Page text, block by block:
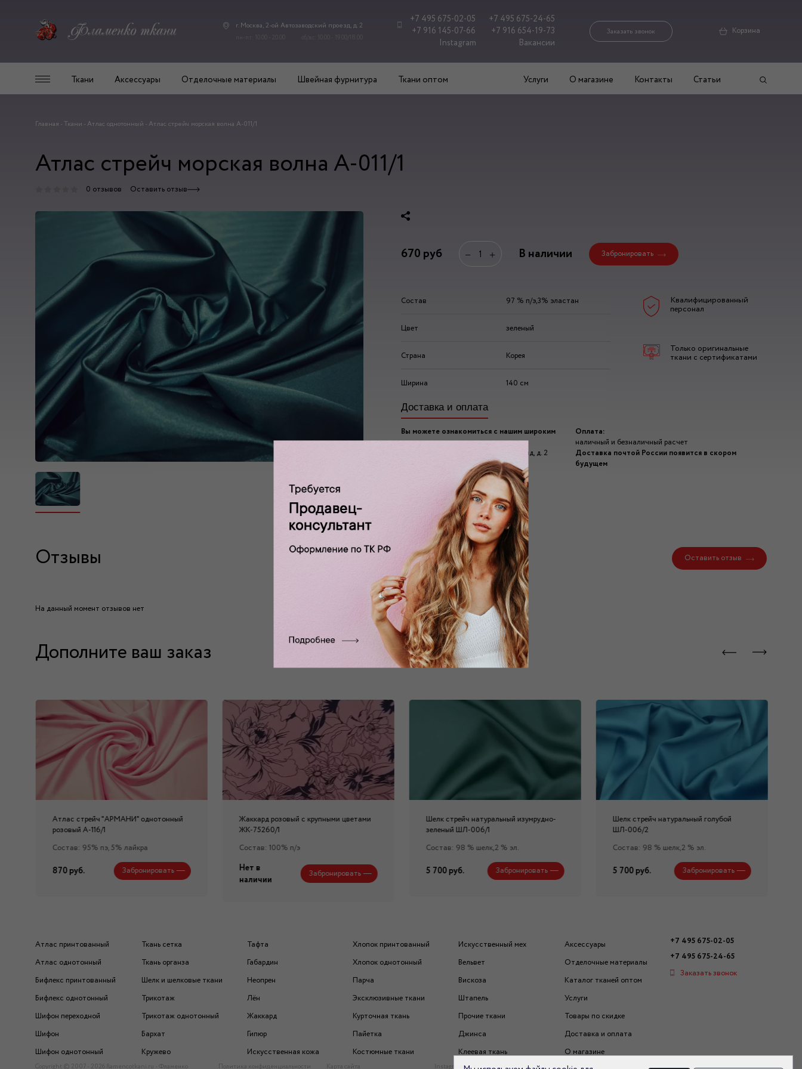
г. Москва, 2-ой Автозаводский проезд, д. 2
+7 495 675-02-05
+7 495 675-24-65
+7 916 145-07-66
+7 916 654-19-73
Instagram
Вакансии
Заказать звонок Корзина
Ткани Аксессуары Отделочные материалы Швейная фурнитура Ткани оптом Услуги О магазине Контакты Статьи
Главная - Ткани -Атлас однотонный -Атлас стрейч морская волна А-011/1
Атлас стрейч морская волна А-011/1
0 отзывов Оставить отзыв
670 руб − + В наличии Забронировать
Состав 97 % п/э,3% эластан
Цвет зеленый
Страна Корея
Ширина 140 см
Квалифицированный
персонал
Только оригинальные
ткани с сертификатами
Доставка и оплата
Вы можете ознакомиться с нашим широким
ассортиментом по адресу:
г. Москва, 2-ой Автозаводский проезд, д. 2
пн-пт: 10.00 - 20.00
сб/вс: 10.00 - 19.00/18.00
Оплата:
наличный и безналичный расчет
Доставка почтой России появится в скором
будущем
Отзывы Оставить отзыв
На данный момент отзывов нет
Дополните ваш заказ
Атлас стрейч "APMAНИ" однотонный
розовый А-116/1
Состав: 95% пэ, 5% лайкра
870 руб. Забронировать
Жаккард розовый с крупными цветами
ЖК-75260/1
Состав: 100% п/э
Нет в
наличии
Забронировать
Шелк стрейч натуральный изумрудно-
зеленый ШЛ-006/1
Состав: 98 % шелк,2 % эл.
5 700 руб. Забронировать
Шелк стрейч натуральный голубой
ШЛ-006/2
Состав: 98 % шелк,2 % эл.
5 700 руб. Забронировать
Атлас принтованный
Атлас однотонный
Бифлекс принтованный
Бифлекс однотонный
Шифон переходной
Шифон
Шифон однотонный
Ткань сетка
Ткань органза
Шелк и шелковые ткани
Трикотаж
Трикотаж однотонный
Бархат
Кружево
Тафта
Габардин
Неопрен
Лён
Жаккард
Гипюр
Искусственная кожа
Хлопок принтованный
Хлопок однотонный
Парча
Эксклюзивные ткани
Курточная ткань
Пайетка
Костюмные ткани
Искусственный мех
Вельвет
Вискоза
Штапель
Прочие ткани
Джинса
Клеевая ткань
Аксессуары
Отделочные материалы
Каталог тканей оптом
Услуги
Товары по скидке
Доставка и оплата
О магазине
+7 495 675-02-05
+7 495 675-24-65
Заказать звонок
Copyright © 2007 - 2026 flamencotkani.ru - Фламенко Политика конфиденциальности Карта сайта Instagram